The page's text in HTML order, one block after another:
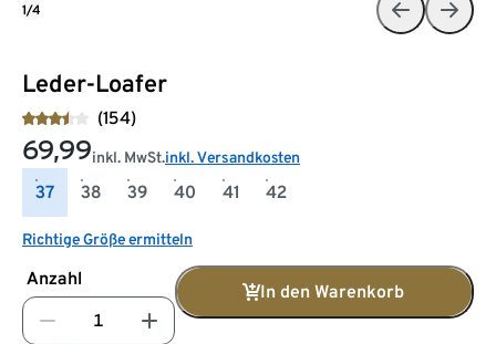
Leder-Loafer
(154)
69,99inkl. MwSt.inkl. Versandkosten
37 38 39 40 41 42
Richtige Größe ermitteln
Anzahl
In den Warenkorb
1/4